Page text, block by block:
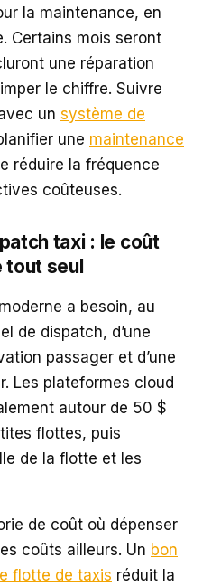
la maintenance, en
Certains mois seront
une réparation
le chiffre. Suivre
un système de
une maintenance
réduire la fréquence
coûteuses.
taxi : le coût
tout seul
a besoin, au
de dispatch, d’une
passager et d’une
Les plateformes cloud
autour de 50 $
flottes, puis
de la flotte et les
de coût où dépenser
coûts ailleurs. Un bon
flotte de taxis réduit la